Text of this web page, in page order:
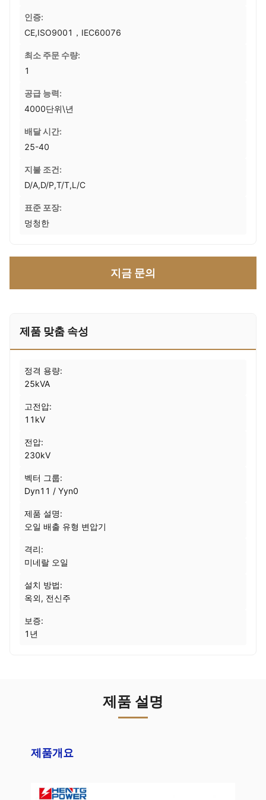
인증:
CE,ISO9001，IEC60076
최소 주문 수량:
1
공급 능력:
4000단위\년
배달 시간:
25-40
지불 조건:
D/A,D/P,T/T,L/C
표준 포장:
멍청한
지금 문의
제품 맞춤 속성
정격 용량:
25kVA
고전압:
11kV
전압:
230kV
벡터 그룹:
Dyn11 / Yyn0
제품 설명:
오일 배출 유형 변압기
격리:
미네랄 오일
설치 방법:
옥외, 전신주
보증:
1년
제품 설명
제품개요